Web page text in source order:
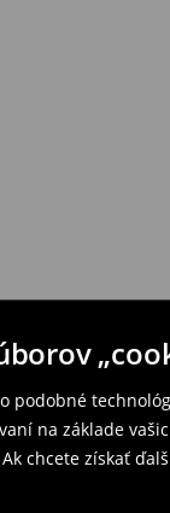
podobné
na základe
chcete získať